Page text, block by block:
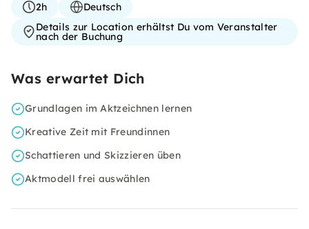
2h
Deutsch
Details zur Location erhältst Du vom Veranstalter
nach der Buchung
Was erwartet Dich
Grundlagen im Aktzeichnen lernen
Kreative Zeit mit Freundinnen
Schattieren und Skizzieren üben
Aktmodell frei auswählen